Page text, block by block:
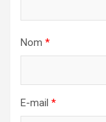
Nom *
E-mail *